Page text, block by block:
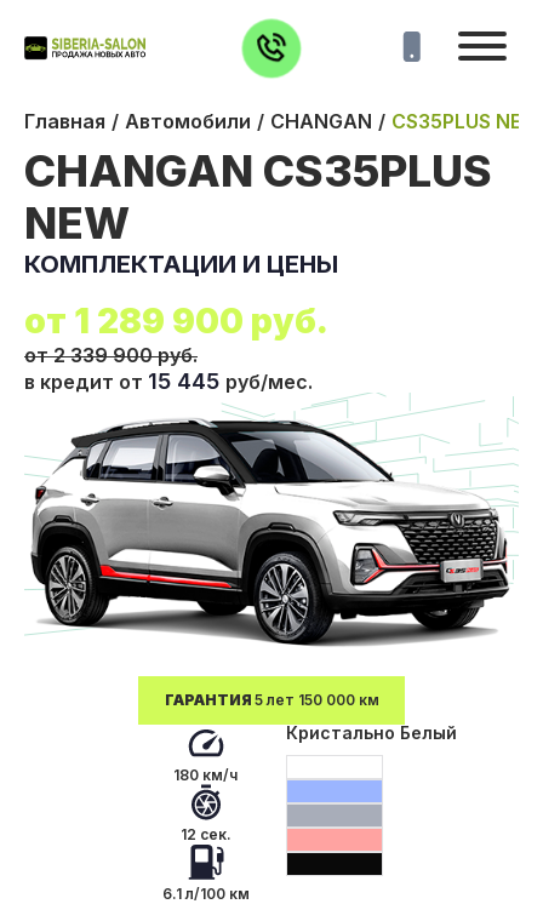
Главная Автомобили CHANGAN CS35PLUS NEW
180 км/ч
12 сек.
6.1 л/100 км
Кристально Белый
ГАРАНТИЯ 5 лет 150 000 км
CHANGAN CS35PLUS
NEW
КОМПЛЕКТАЦИИ И ЦЕНЫ
от 1 289 900 руб.
от 2 339 900 руб.
в кредит от 15 445 руб/мес.